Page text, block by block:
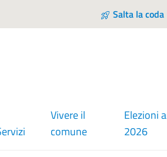
Salta la coda
Vivere il
comune
Elezioni
2026